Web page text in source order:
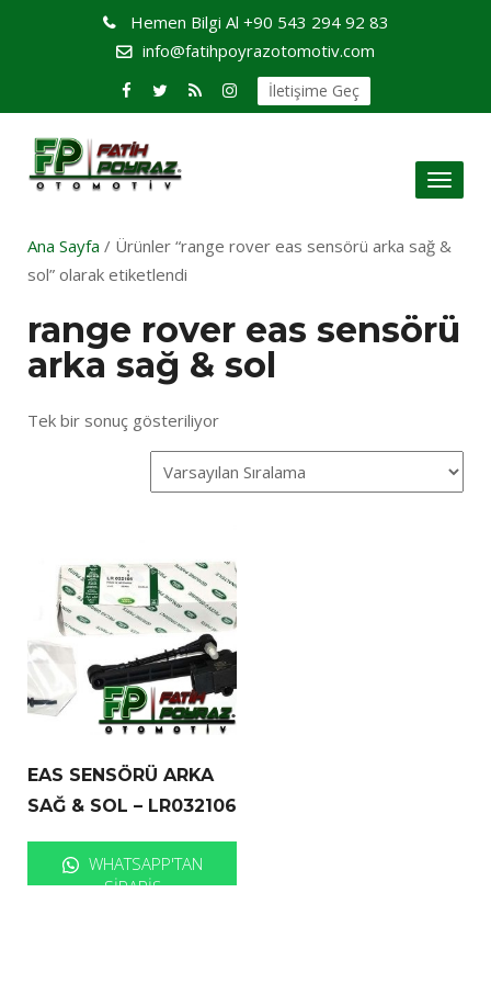
Hemen Bilgi Al +90 543 294 92 83
info@fatihpoyrazotomotiv.com
İletişime Geç
Toggle
Ana Sayfa / Ürünler “range rover eas sensörü arka sağ &
sol” olarak etiketlendi
range rover eas sensörü
arka sağ & sol
Tek bir sonuç gösteriliyor
EAS SENSÖRÜ ARKA
SAĞ & SOL – LR032106
WHATSAPP'TAN
SIPARIŞ